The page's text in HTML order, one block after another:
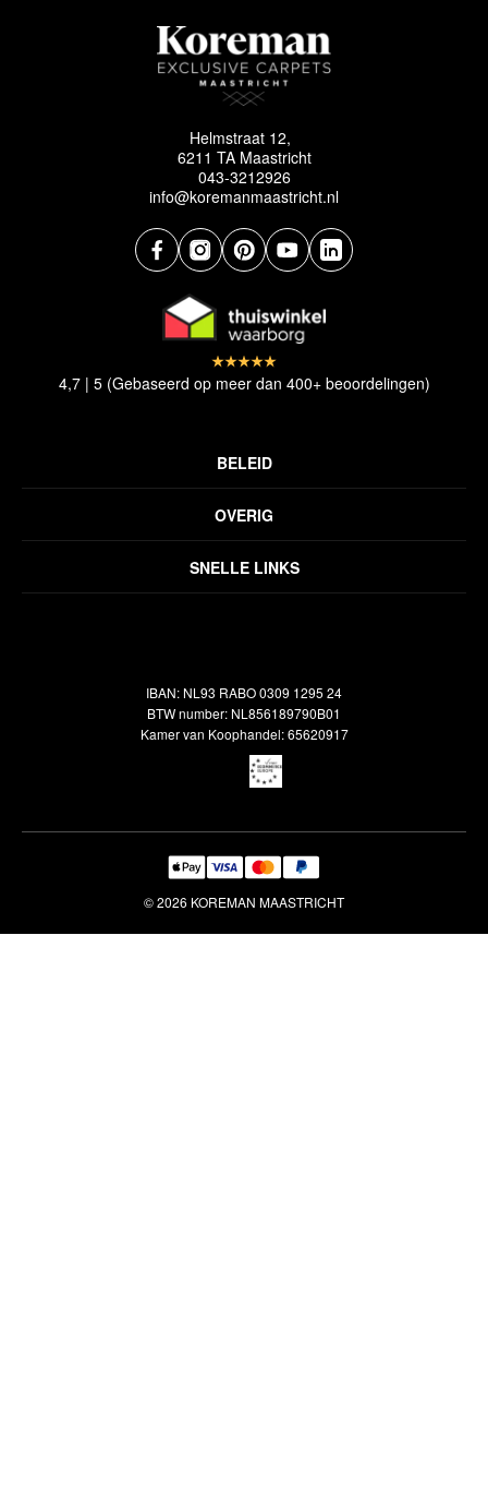
Helmstraat 12,
6211 TA Maastricht
043-3212926
info@koremanmaastricht.nl
SNELLE LINKS
OVERIG
Inspiratie
Veelgestelde vragen
BELEID
Disclaimer
Verzendbeleid
4,7 | 5 (Gebaseerd op meer dan 400+ beoordelingen)
IBAN: NL93 RABO 0309 1295 24
BTW number: NL856189790B01
Kamer van Koophandel: 65620917
© 2026 KOREMAN MAASTRICHT